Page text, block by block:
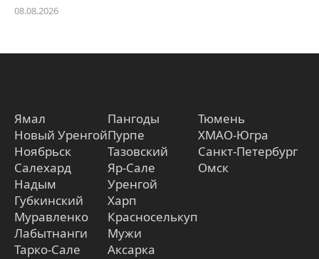
08.08.2026
Ямал
Новый Уренгой
Ноябрьск
Салехард
Надым
Губкинский
Муравленко
Лабытнанги
Тарко-Сале
Пангоды
Пурпе
Тазовский
Яр-Сале
Уренгой
Харп
Красноселькуп
Мужи
Аксарка
Тюмень
ХМАО-Югра
Санкт-Петербург
Омск